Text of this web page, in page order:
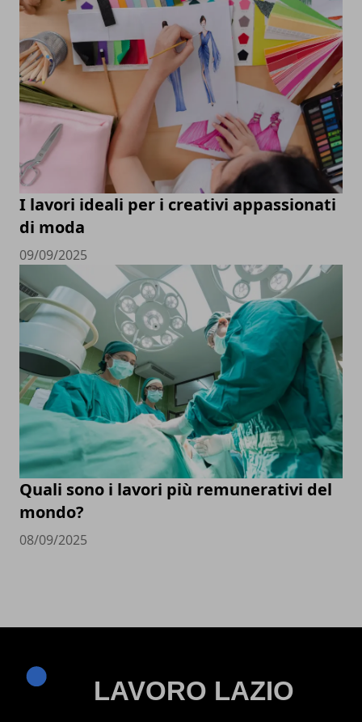
I lavori ideali per i creativi appassionati
di moda
09/09/2025
Quali sono i lavori più remunerativi del
mondo?
08/09/2025